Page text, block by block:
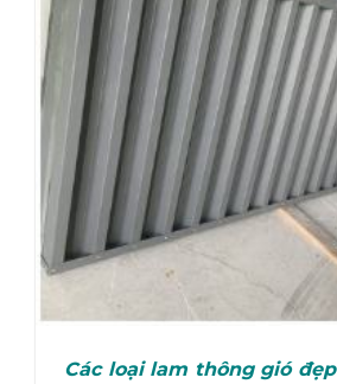
Các loại lam thông gió đẹp